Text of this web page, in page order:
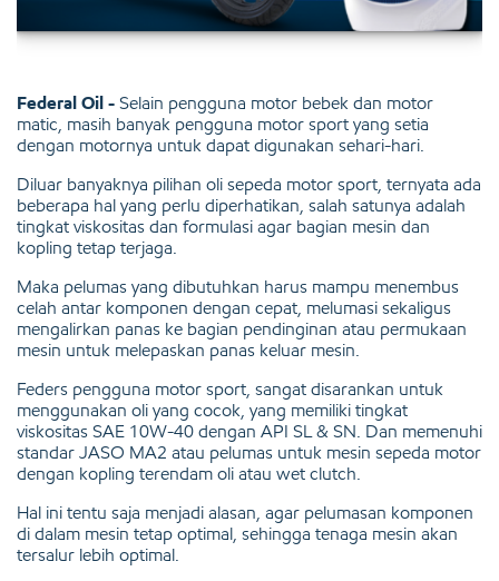
Federal Oil - Selain pengguna motor bebek dan motor
matic, masih banyak pengguna motor sport yang setia
dengan motornya untuk dapat digunakan sehari-hari.
Diluar banyaknya pilihan oli sepeda motor sport, ternyata ada
beberapa hal yang perlu diperhatikan, salah satunya adalah
tingkat viskositas dan formulasi agar bagian mesin dan
kopling tetap terjaga.
Maka pelumas yang dibutuhkan harus mampu menembus
celah antar komponen dengan cepat, melumasi sekaligus
mengalirkan panas ke bagian pendinginan atau permukaan
mesin untuk melepaskan panas keluar mesin.
Feders pengguna motor sport, sangat disarankan untuk
menggunakan oli yang cocok, yang memiliki tingkat
viskositas SAE 10W-40 dengan API SL & SN. Dan memenuhi
standar JASO MA2 atau pelumas untuk mesin sepeda motor
dengan kopling terendam oli atau wet clutch.
Hal ini tentu saja menjadi alasan, agar pelumasan komponen
di dalam mesin tetap optimal, sehingga tenaga mesin akan
tersalur lebih optimal.